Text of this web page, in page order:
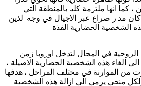
كما انها ملتزمة كليا بالمنطقة التي
كان مدار صراع عبر الاجيال في وجه الذين
الشخصية الحضارية الفذة
في المجال لتدخل اوروبا زمن
الغاء هذه الشخصية الحضارية الاصيلة ،
من الموارنة في مختلف المراحل ، هدفها
ولكل منحى يرمي الى ازالة هذه الشخصية